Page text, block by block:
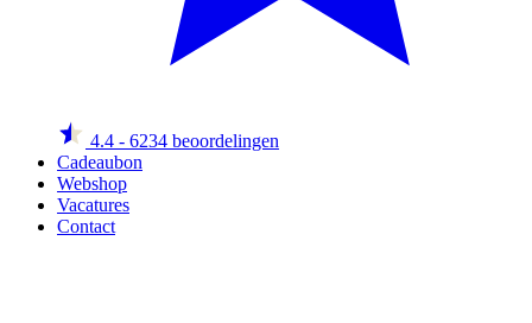
4.4 - 6234 beoordelingen
Cadeaubon
Webshop
Vacatures
Contact